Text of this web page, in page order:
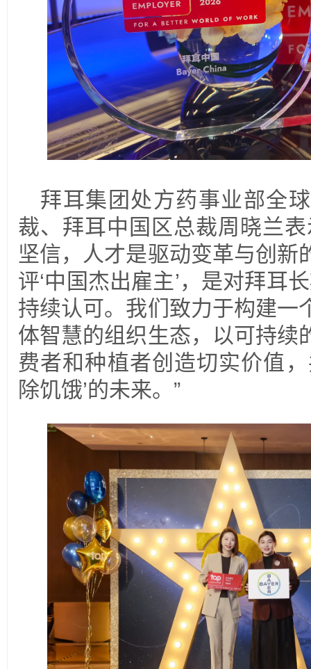
拜耳集团处方药事业部全
裁、拜耳中国区总裁周晓兰
坚信，人才是驱动变革与创新
评‘中国杰出雇主’，是对拜耳
持续认可。我们致力于构建一
体智慧的组织生态，以可持续
费者和种植者创造切实价值
除饥饿’的未来。”